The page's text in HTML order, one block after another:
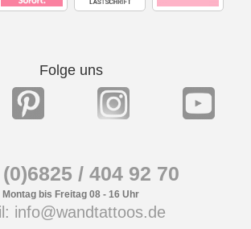
Folge uns
/ 404 92 70
Montag bis Freitag 08 - 16 Uhr
info@wandtattoos.de